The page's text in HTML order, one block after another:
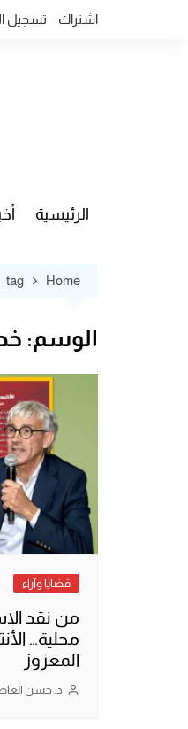
اشتراك تسجيل
الرئيسية
Home
tag
الوسم:
قضايا وآراء
من نقد
محلية…
المعزوز
د. حسن